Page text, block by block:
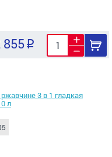
855
3 в 1 гладкая
л